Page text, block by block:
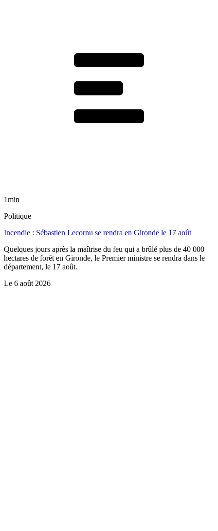
1min
Politique
Incendie : Sébastien Lecornu se rendra en Gironde le 17 août
Quelques jours après la maîtrise du feu qui a brûlé plus de 40 000
hectares de forêt en Gironde, le Premier ministre se rendra dans le
département, le 17 août.
Le 6 août 2026